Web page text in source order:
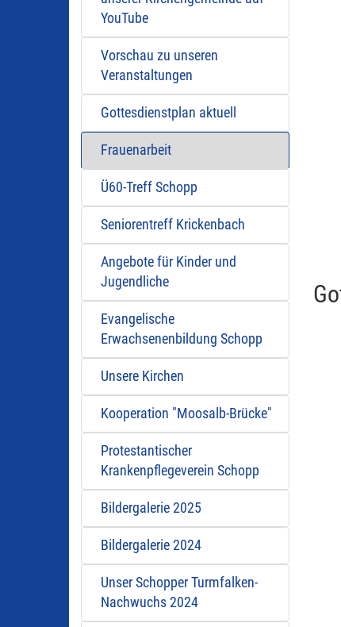
YouTube
Vorschau zu unseren
Veranstaltungen
Gottesdienstplan aktuell
Frauenarbeit
Ü60-Treff Schopp
Seniorentreff Krickenbach
Angebote für Kinder und
Jugendliche
Evangelische
Erwachsenenbildung Schopp
Unsere Kirchen
Kooperation "Moosalb-Brücke"
Protestantischer
Krankenpflegeverein Schopp
Bildergalerie 2025
Bildergalerie 2024
Unser Schopper Turmfalken-
Nachwuchs 2024